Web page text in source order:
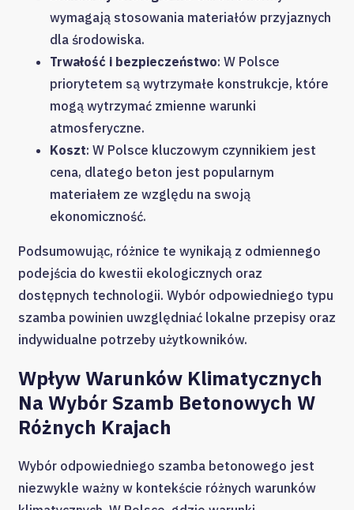
wymagają stosowania materiałów przyjaznych
dla środowiska.
Trwałość i bezpieczeństwo: W Polsce
priorytetem są wytrzymałe konstrukcje, które
mogą wytrzymać zmienne warunki
atmosferyczne.
Koszt: W Polsce kluczowym czynnikiem jest
cena, dlatego beton jest popularnym
materiałem ze względu na swoją
ekonomiczność.
Podsumowując, różnice te wynikają z odmiennego
podejścia do kwestii ekologicznych oraz
dostępnych technologii. Wybór odpowiedniego typu
szamba powinien uwzględniać lokalne przepisy oraz
indywidualne potrzeby użytkowników.
Wpływ Warunków Klimatycznych
Na Wybór Szamb Betonowych W
Różnych Krajach
Wybór odpowiedniego szamba betonowego jest
niezwykle ważny w kontekście różnych warunków